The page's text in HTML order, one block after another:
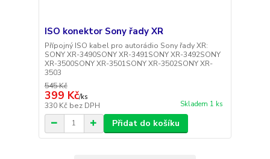
ISO konektor Sony řady XR
Přípojný ISO kabel pro autorádio Sony řady XR:
SONY XR-3490SONY XR-3491SONY XR-3492SONY
XR-3500SONY XR-3501SONY XR-3502SONY XR-
3503
545 Kč
399 Kč/ks
330 Kč bez DPH Skladem 1 ks
Přidat do košíku